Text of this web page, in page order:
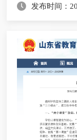
新、平台支撑、
发展规划纲要（
发布时间：